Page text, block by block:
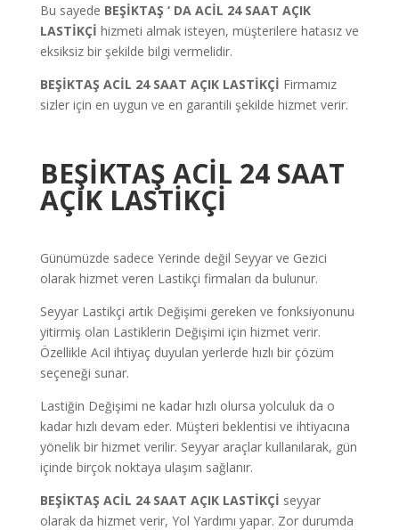
Bu sayede BEŞİKTAŞ ‘ DA ACİL 24 SAAT AÇIK
LASTİKÇİ hizmeti almak isteyen, müşterilere hatasız ve
eksiksiz bir şekilde bilgi vermelidir.
BEŞİKTAŞ ACİL 24 SAAT AÇIK LASTİKÇİ Firmamız
sizler için en uygun ve en garantili şekilde hizmet verir.
BEŞİKTAŞ ACİL 24 SAAT
AÇIK LASTİKÇİ
Günümüzde sadece Yerinde değil Seyyar ve Gezici
olarak hizmet veren Lastikçi firmaları da bulunur.
Seyyar Lastikçi artık Değişimi gereken ve fonksiyonunu
yitirmiş olan Lastiklerin Değişimi için hizmet verir.
Özellikle Acil ihtiyaç duyulan yerlerde hızlı bir çözüm
seçeneği sunar.
Lastiğin Değişimi ne kadar hızlı olursa yolculuk da o
kadar hızlı devam eder. Müşteri beklentisi ve ihtiyacına
yönelik bir hizmet verilir. Seyyar araçlar kullanılarak, gün
içinde birçok noktaya ulaşım sağlanır.
BEŞİKTAŞ ACİL 24 SAAT AÇIK LASTİKÇİ seyyar
olarak da hizmet verir, Yol Yardımı yapar. Zor durumda